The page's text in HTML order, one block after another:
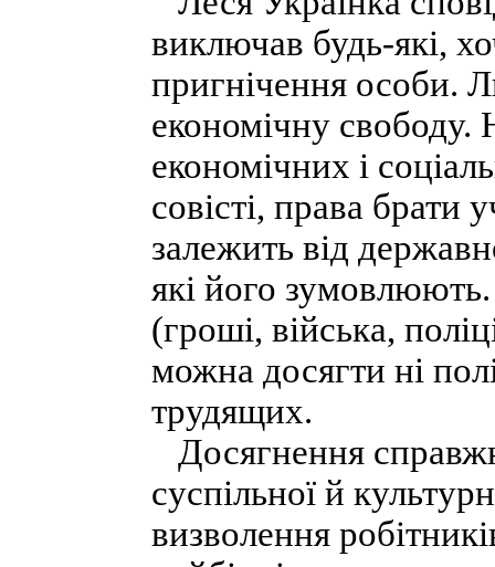
виключав будь-які,
пригнічення особи.
економічну свободу.
економічних і
совісті, права брати
залежить від
які його
(гроші, війська,
можна досягти ні
трудящих.
Досягнення
суспільної й
визволення